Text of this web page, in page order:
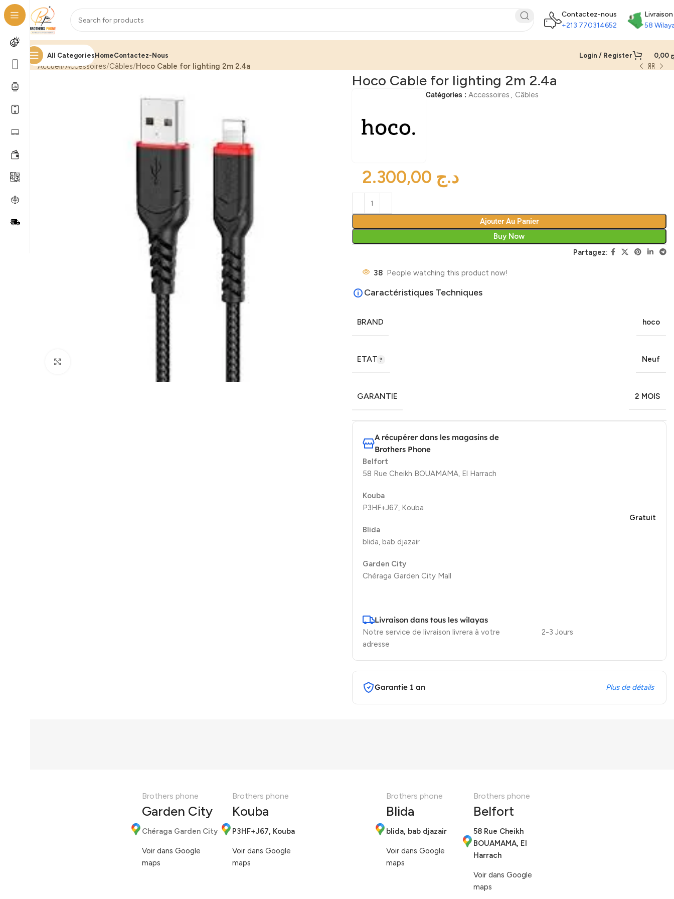
Contactez-nous
+213 770314652
Livraison
58
All CategoriesHomeContactez-Nous Login / Register
Accueil Accessoires Câbles Hoco Cable for lighting 2m 2.4a
Hoco Cable for lighting 2m 2.4a
Catégories : Accessoires , Câbles
د.ج
Ajouter Au Panier
Buy Now
Partagez:
38 People watching this product now!
Caractéristiques Techniques
BRAND hoco
ETAT Neuf
GARANTIE 2 MOIS
A récupérer dans les magasins de
Brothers Phone
Belfort
58 Rue Cheikh BOUAMAMA, El Harrach
Kouba
P3HF+J67, Kouba
Blida
blida, bab djazair
Garden City
Chéraga Garden City Mall
Gratuit
Livraison dans tous les wilayas
Notre service de livraison livrera à votre
adresse
2-3 Jours
Garantie 1 an Plus de détails
Brothers phone
Garden City
Chéraga Garden City
Voir dans Google
maps
Brothers phone
Kouba
P3HF+J67, Kouba
Voir dans Google
maps
Brothers phone
Blida
blida, bab djazair
Voir dans Google
maps
Brothers phone
Belfort
58 Rue Cheikh
BOUAMAMA, El
Harrach
Voir dans Google
maps